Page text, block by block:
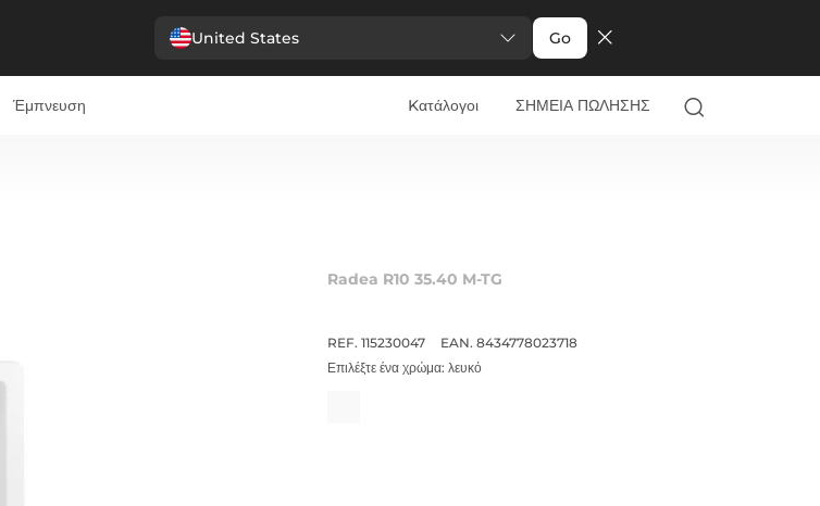
United States Go
Έμπνευση Kατάλογοι ΣΗΜΕΙΑ ΠΩΛΗΣΗΣ
Radea R10 35.40 M-TG
REF. 115230047
EAN. 8434778023718
Επιλέξτε ένα χρώμα: λευκό